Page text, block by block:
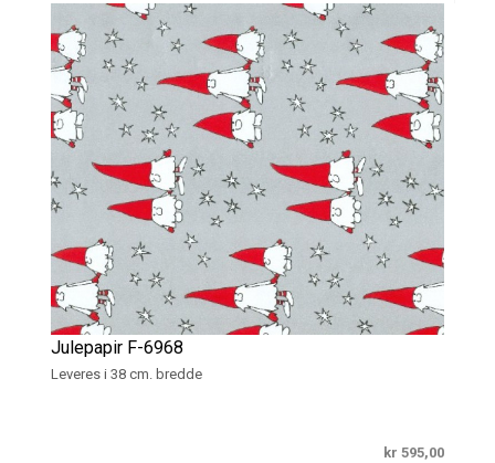
Julepapir F-6968
Leveres i 38 cm. bredde
kr 595,00